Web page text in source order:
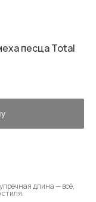
песца Total
длина — всё,
стиля.